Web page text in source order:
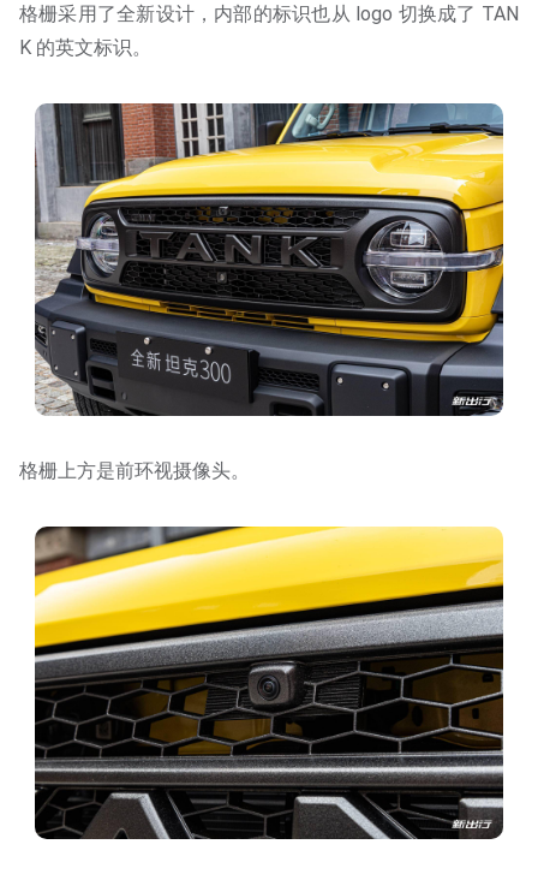
格栅采用了全新设计，内部的标识也从 logo 切换成了 TAN
K 的英文标识。
格栅上方是前环视摄像头。